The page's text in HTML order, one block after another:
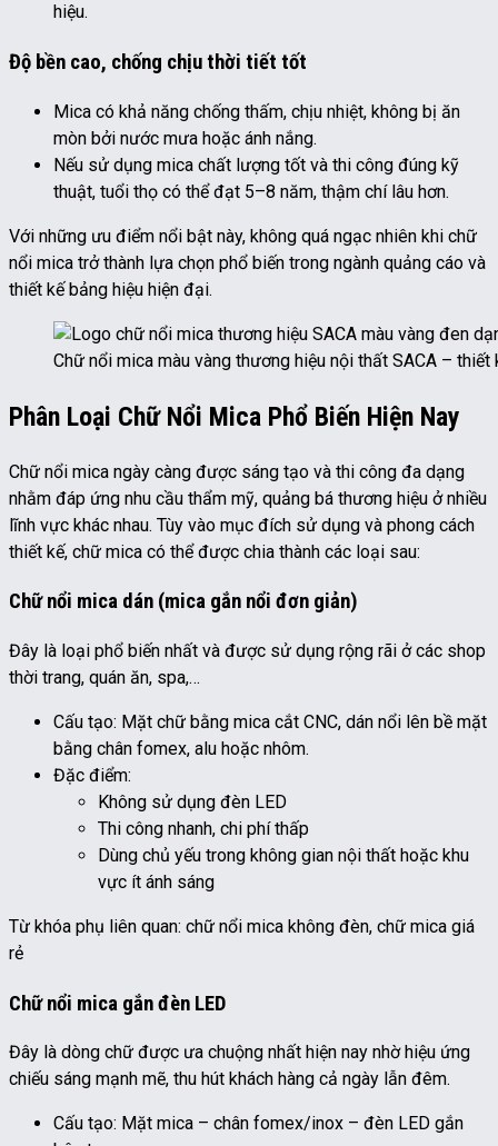
hiệu.
Độ bền cao, chống chịu thời tiết tốt
Mica có khả năng chống thấm, chịu nhiệt, không bị ăn
mòn bởi nước mưa hoặc ánh nắng.
Nếu sử dụng mica chất lượng tốt và thi công đúng kỹ
thuật, tuổi thọ có thể đạt 5–8 năm, thậm chí lâu hơn.
Với những ưu điểm nổi bật này, không quá ngạc nhiên khi chữ
nổi mica trở thành lựa chọn phổ biến trong ngành quảng cáo và
thiết kế bảng hiệu hiện đại.
Chữ nổi mica màu vàng thương hiệu nội thất SACA –
Phân Loại Chữ Nổi Mica Phổ Biến Hiện Nay
Chữ nổi mica ngày càng được sáng tạo và thi công đa dạng
nhằm đáp ứng nhu cầu thẩm mỹ, quảng bá thương hiệu ở nhiều
lĩnh vực khác nhau. Tùy vào mục đích sử dụng và phong cách
thiết kế, chữ mica có thể được chia thành các loại sau:
Chữ nổi mica dán (mica gắn nổi đơn giản)
Đây là loại phổ biến nhất và được sử dụng rộng rãi ở các shop
thời trang, quán ăn, spa,…
Cấu tạo: Mặt chữ bằng mica cắt CNC, dán nổi lên bề mặt
bằng chân fomex, alu hoặc nhôm.
Đặc điểm:
Không sử dụng đèn LED
Thi công nhanh, chi phí thấp
Dùng chủ yếu trong không gian nội thất hoặc khu
vực ít ánh sáng
Từ khóa phụ liên quan: chữ nổi mica không đèn, chữ mica giá
rẻ
Chữ nổi mica gắn đèn LED
Đây là dòng chữ được ưa chuộng nhất hiện nay nhờ hiệu ứng
chiếu sáng mạnh mẽ, thu hút khách hàng cả ngày lẫn đêm.
Cấu tạo: Mặt mica – chân fomex/inox – đèn LED gắn